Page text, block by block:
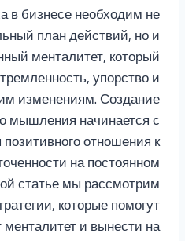
в бизнесе необходим не
план действий, но и
менталитет, который
упорство и
изменениям. Создание
мышления начинается с
отношения к
на постоянном
статье мы рассмотрим
которые помогут
менталитет и вынести на